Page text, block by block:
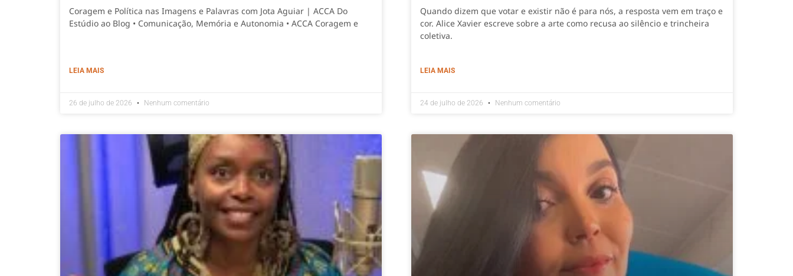
Coragem e Política nas Imagens e Palavras com Jota Aguiar | ACCA Do
Estúdio ao Blog • Comunicação, Memória e Autonomia • ACCA Coragem e
LEIA MAIS
26 de julho de 2026 Nenhum comentário
Quando dizem que votar e existir não é para nós, a resposta vem em traço e
cor. Alice Xavier escreve sobre a arte como recusa ao silêncio e trincheira
coletiva.
LEIA MAIS
24 de julho de 2026 Nenhum comentário